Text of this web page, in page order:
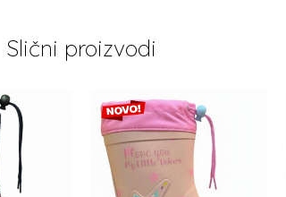
Slični proizvodi